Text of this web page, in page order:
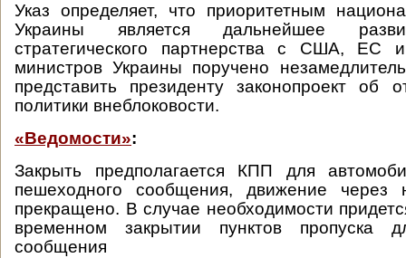
Указ определяет, что приоритетным
Украины является дальнейшее
стратегического партнерства с США, ЕС
министров Украины поручено
представить президенту законопроект об
политики внеблоковости.
«Ведомости»:
Закрыть предполагается КПП для
пешеходного сообщения, движение
прекращено. В случае необходимости
временном закрытии пунктов пропуска
сообщения